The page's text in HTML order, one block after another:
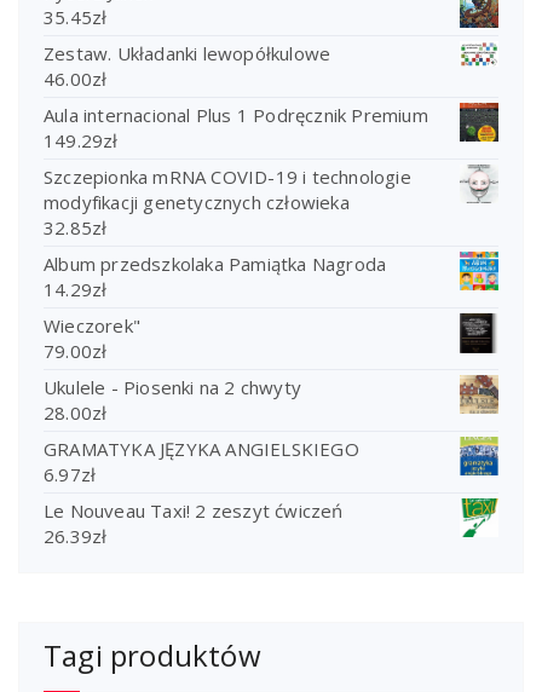
35.45zł
Zestaw. Układanki lewopółkulowe
46.00zł
Aula internacional Plus 1 Podręcznik Premium
149.29zł
Szczepionka mRNA COVID-19 i technologie
modyfikacji genetycznych człowieka
32.85zł
Album przedszkolaka Pamiątka Nagroda
14.29zł
Wieczorek"
79.00zł
Ukulele - Piosenki na 2 chwyty
28.00zł
GRAMATYKA JĘZYKA ANGIELSKIEGO
6.97zł
Le Nouveau Taxi! 2 zeszyt ćwiczeń
26.39zł
Tagi produktów